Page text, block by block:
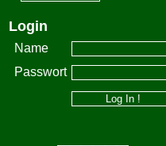
Login
Name
Passwort